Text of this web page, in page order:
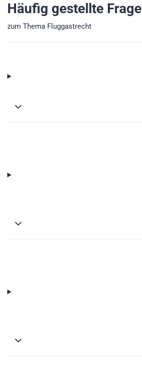
Häufig gestellte
zum Thema Fluggastrecht